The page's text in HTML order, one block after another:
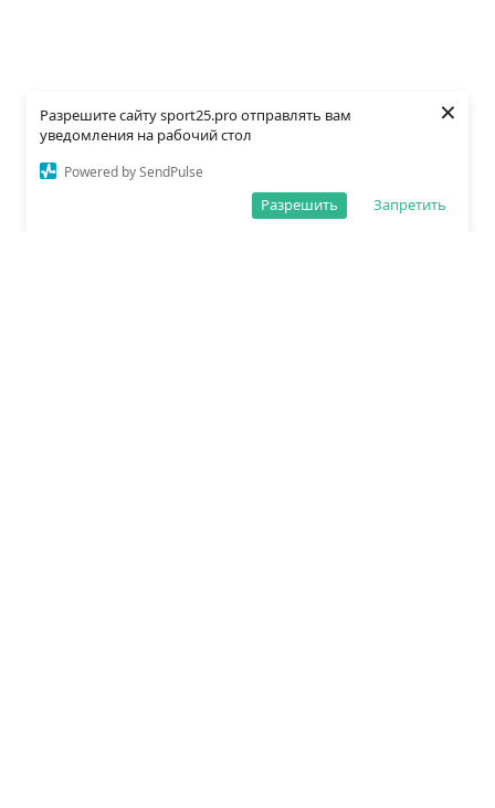
Разрешите сайту sport25.pro отправлять вам
уведомления на рабочий стол
Powered by SendPulse
Запретить
Разрешить
×